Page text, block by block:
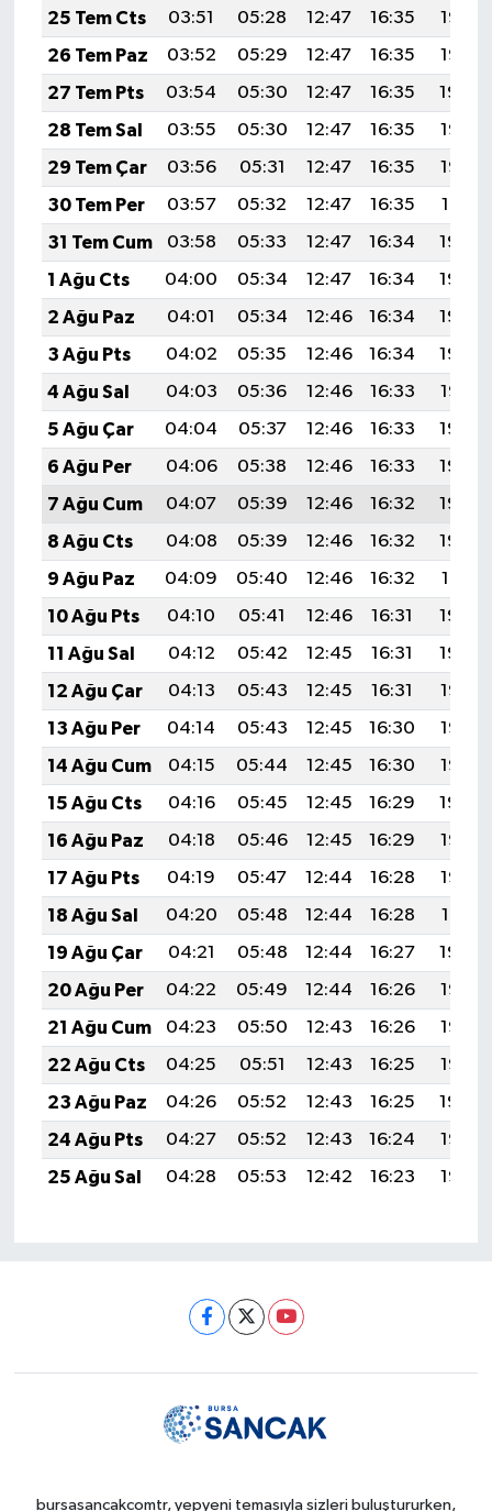
25 Tem Cts
03:51 05:28 12:47 16:35
19:55
26 Tem Paz
03:52 05:29 12:47 16:35
19:55
27 Tem Pts
03:54 05:30 12:47 16:35
19:54
28 Tem Sal
03:55 05:30 12:47 16:35
19:53
29 Tem Çar
03:56 05:31 12:47 16:35
19:52
30 Tem Per
03:57 05:32 12:47 16:35
19:51
31 Tem Cum
03:58 05:33 12:47 16:34
19:50
1 Ağu Cts
04:00 05:34 12:47 16:34
19:49
2 Ağu Paz
04:01 05:34 12:46 16:34
19:49
3 Ağu Pts
04:02 05:35 12:46 16:34
19:48
4 Ağu Sal
04:03 05:36 12:46 16:33
19:47
5 Ağu Çar
04:04 05:37 12:46 16:33
19:46
6 Ağu Per
04:06 05:38 12:46 16:33
19:45
7 Ağu Cum
04:07 05:39 12:46 16:32
19:44
8 Ağu Cts
04:08 05:39 12:46 16:32
19:42
9 Ağu Paz
04:09 05:40 12:46 16:32
19:41
10 Ağu Pts
04:10 05:41 12:46 16:31
19:40
11 Ağu Sal
04:12 05:42 12:45 16:31
19:39
12 Ağu Çar
04:13 05:43 12:45 16:31
19:38
13 Ağu Per
04:14 05:43 12:45 16:30
19:37
14 Ağu Cum
04:15 05:44 12:45 16:30
19:36
15 Ağu Cts
04:16 05:45 12:45 16:29
19:34
16 Ağu Paz
04:18 05:46 12:45 16:29
19:33
17 Ağu Pts
04:19 05:47 12:44 16:28
19:32
18 Ağu Sal
04:20 05:48 12:44 16:28
19:31
19 Ağu Çar
04:21 05:48 12:44 16:27
19:29
20 Ağu Per
04:22 05:49 12:44 16:26
19:28
21 Ağu Cum
04:23 05:50 12:43 16:26
19:27
22 Ağu Cts
04:25 05:51 12:43 16:25
19:26
23 Ağu Paz
04:26 05:52 12:43 16:25
19:24
24 Ağu Pts
04:27 05:52 12:43 16:24
19:23
25 Ağu Sal
04:28 05:53 12:42 16:23 19:22
bursasancakcomtr, yepyeni temasıyla sizleri buluştururken,